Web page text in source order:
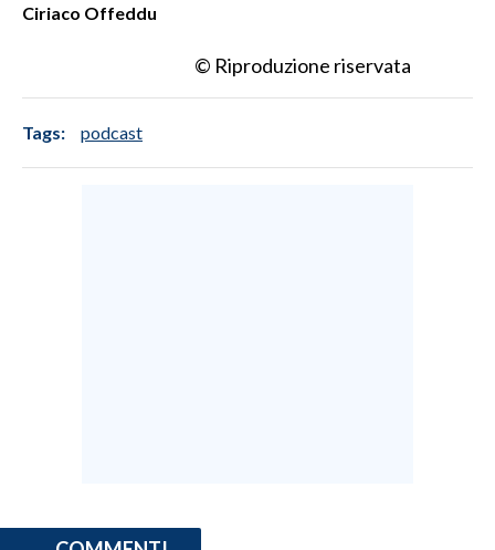
Ciriaco Offeddu
© Riproduzione riservata
Tags: podcast